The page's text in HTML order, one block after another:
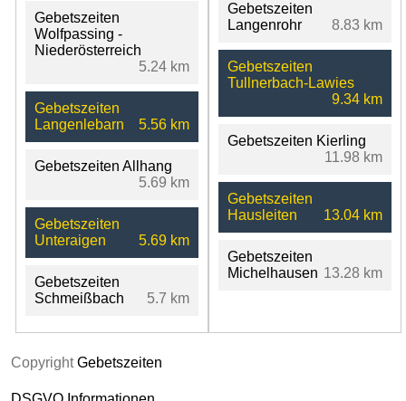
Gebetszeiten
Wolfpassing -
Niederösterreich
5.24 km
Gebetszeiten
Langenlebarn
5.56 km
Gebetszeiten Allhang
5.69 km
Gebetszeiten
Unteraigen
5.69 km
Gebetszeiten
Schmeißbach
5.7 km
Gebetszeiten
Langenrohr
8.83 km
Gebetszeiten
Tullnerbach-Lawies
9.34 km
Gebetszeiten Kierling
11.98 km
Gebetszeiten
Hausleiten
13.04 km
Gebetszeiten
Michelhausen 13.28 km
CopyrightGebetszeiten